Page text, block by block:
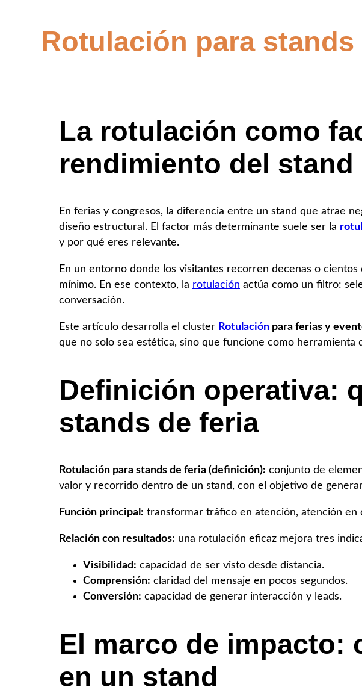
Rotulación para
La rotulación como
rendimiento del stand
En ferias y congresos, la diferencia entre un stand que atrae
diseño estructural. El factor más determinante suele ser la
y por qué eres relevante.
En un entorno donde los visitantes recorren decenas o
mínimo. En ese contexto, la rotulación actúa como un filtro:
conversación.
Este artículo desarrolla el cluster Rotulación para ferias y
que no solo sea estética, sino que funcione como
Definición operativa:
stands de feria
Rotulación para stands de feria (definición): conjunto de
valor y recorrido dentro de un stand, con el objetivo de
Función principal: transformar tráfico en atención, atención en
Relación con resultados: una rotulación eficaz mejora tres
Visibilidad: capacidad de ser visto desde distancia.
Comprensión: claridad del mensaje en pocos segundos.
Conversión: capacidad de generar interacción y leads.
El marco de impacto:
en un stand